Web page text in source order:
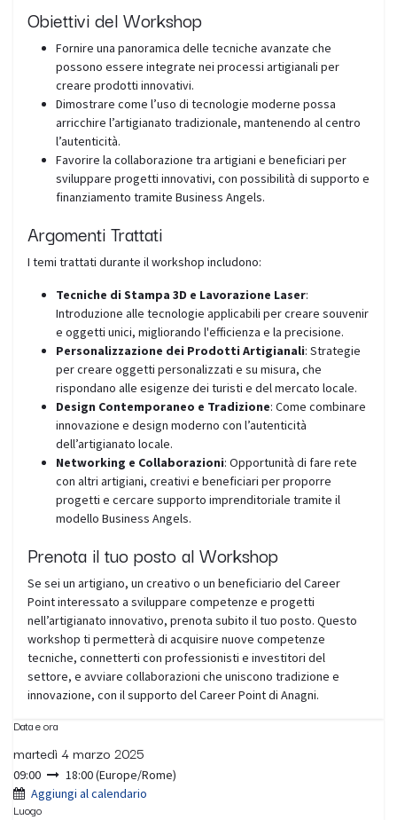
Obiettivi del Workshop
Fornire una panoramica delle tecniche avanzate che
possono essere integrate nei processi artigianali per
creare prodotti innovativi.
Dimostrare come l’uso di tecnologie moderne possa
arricchire l’artigianato tradizionale, mantenendo al centro
l’autenticità.
Favorire la collaborazione tra artigiani e beneficiari per
sviluppare progetti innovativi, con possibilità di supporto e
finanziamento tramite Business Angels.
Argomenti Trattati
I temi trattati durante il workshop includono:
Tecniche di Stampa 3D e Lavorazione Laser:
Introduzione alle tecnologie applicabili per creare souvenir
e oggetti unici, migliorando l'efficienza e la precisione.
Personalizzazione dei Prodotti Artigianali: Strategie
per creare oggetti personalizzati e su misura, che
rispondano alle esigenze dei turisti e del mercato locale.
Design Contemporaneo e Tradizione: Come combinare
innovazione e design moderno con l’autenticità
dell’artigianato locale.
Networking e Collaborazioni: Opportunità di fare rete
con altri artigiani, creativi e beneficiari per proporre
progetti e cercare supporto imprenditoriale tramite il
modello Business Angels.
Prenota il tuo posto al Workshop
Se sei un artigiano, un creativo o un beneficiario del Career
Point interessato a sviluppare competenze e progetti
nell’artigianato innovativo, prenota subito il tuo posto. Questo
workshop ti permetterà di acquisire nuove competenze
tecniche, connetterti con professionisti e investitori del
settore, e avviare collaborazioni che uniscono tradizione e
innovazione, con il supporto del Career Point di Anagni.
Data e ora
martedì 4 marzo 2025
09:00 18:00(Europe/Rome)
Aggiungi al calendario
Luogo